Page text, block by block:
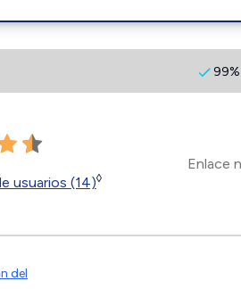
usuarios (14)◊
Enlace
del